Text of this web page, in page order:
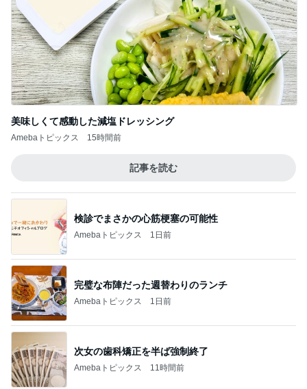
美味しくて感動した減塩ドレッシング
Amebaトピックス 15時間前
記事を読む
検診でまさかの心筋梗塞の可能性
Amebaトピックス 1日前
完璧な布陣だった週替わりのランチ
Amebaトピックス 1日前
次女の歯科矯正を半ば強制終了
Amebaトピックス 11時間前